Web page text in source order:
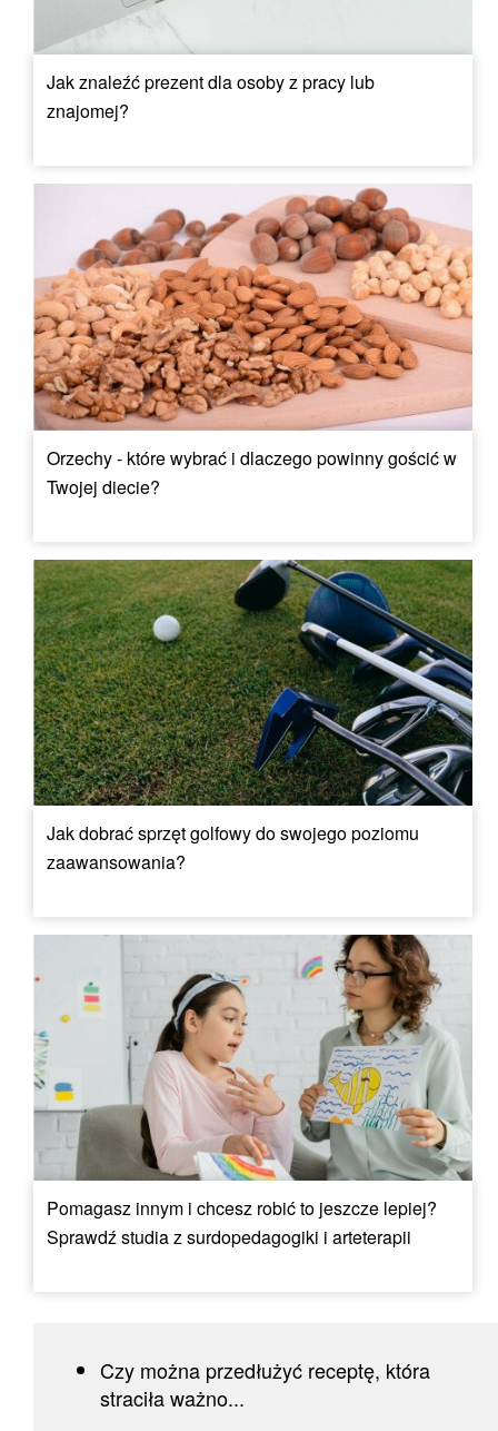
Jak znaleźć prezent dla osoby z pracy lub
znajomej?
Orzechy - które wybrać i dlaczego powinny gościć w
Twojej diecie?
Jak dobrać sprzęt golfowy do swojego poziomu
zaawansowania?
Pomagasz innym i chcesz robić to jeszcze lepiej?
Sprawdź studia z surdopedagogiki i arteterapii
Czy można przedłużyć receptę, która
straciła ważno...